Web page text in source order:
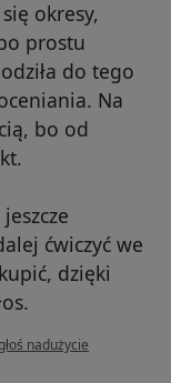
okresy,
prostu
do tego
Na
bo od
ćwiczyć we
dzięki
opinii użytkownika Oliwier
nadużycie